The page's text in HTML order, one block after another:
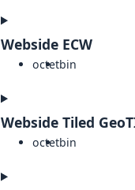
Webside ECW
octetbin
Webside Tiled
octetbin